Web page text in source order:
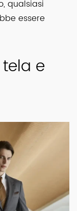
qualsiasi
essere
e